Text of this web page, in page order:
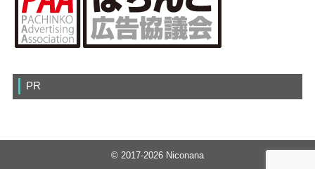
PR
© 2017-2026 Niconana